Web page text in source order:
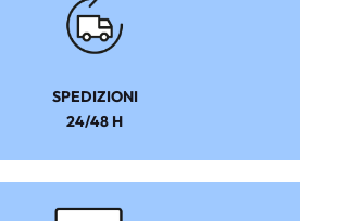
SPEDIZIONI
24/48 H